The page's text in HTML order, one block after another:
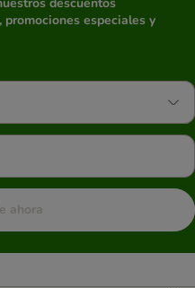
promociones especiales y
ahora